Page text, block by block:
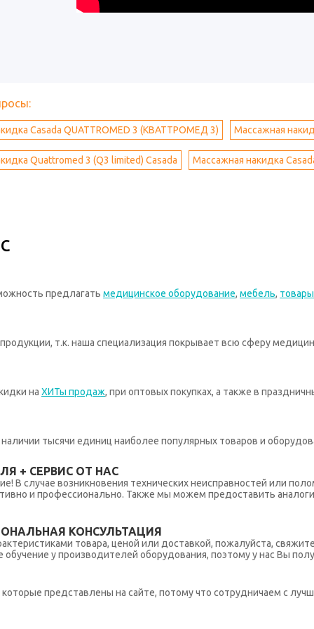
Casada QUATTROMED 3 (КВАТТРОМЕД 3) Массажная
Quattromed 3 (Q3 limited) Casada Массажная накидка
предлагать медицинское оборудование, мебель,
т.к. наша специализация покрывает всю сферу
на ХИТы продаж, при оптовых покупках, а также в
тысячи единиц наиболее популярных товаров и
+ СЕРВИС ОТ НАС
В случае возникновения технических неисправностей или
и профессионально. Также мы можем предоставить
КОНСУЛЬТАЦИЯ
товара, ценой или доставкой, пожалуйста,
у производителей оборудования, поэтому у нас Вы
представлены на сайте, потому что сотрудничаем с